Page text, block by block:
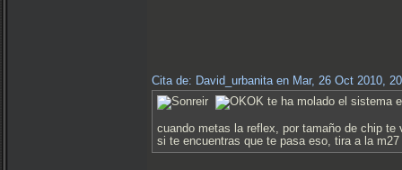
Cita de: David_urbanita en Mar, 26 Oct 2010,
te ha molado el sistema
cuando metas la reflex, por tamaño de chip
si te encuentras que te pasa eso, tira a la